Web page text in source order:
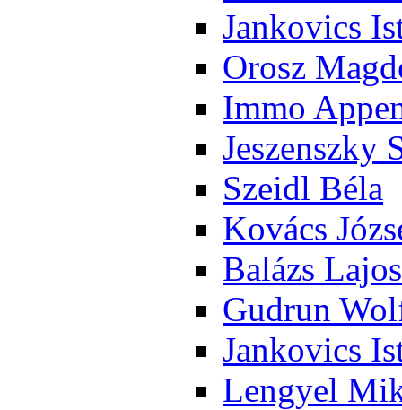
Jan­ko­vics
Orosz
Im­mo
Je­szensz­ky
Szeidl Bé­la
Ko­vács
Ba­lázs La­jos
Gud­run
Jan­ko­vics
Len­gyel